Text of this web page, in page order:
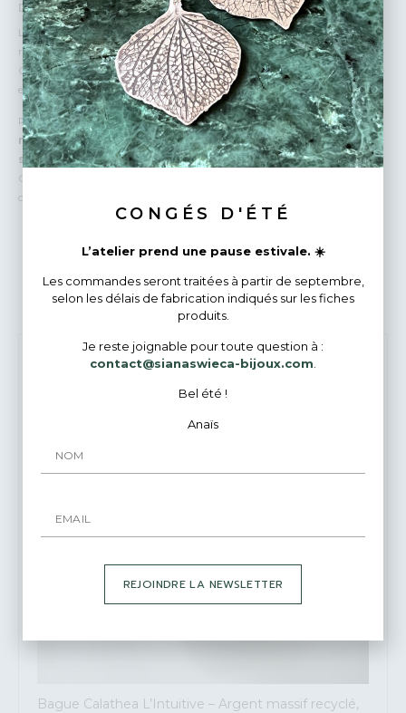
DÉTAILS :
L’harmonie d’une géométrie végétalecapturant les derniers
rayons du jour.
Cette baguerayonne à votre doigtcomme une promesse de clarté
et de sérénité, même lors des journées les plus denses.
Porter cette pièce, c’estemporter avec soi un fragment de
nature et de lumière, un bijou qui rappelle de garder un esprit
serein et lumineux.
Chaque détail est
cette bague
Bijoux Similaires
Bague Calathea L’Intuitive – Argent massif recyclé,
CONGÉS D'ÉTÉ
L’atelier prend une pause estivale. ☀️
Les commandes seront traitées à partir de septembre,
selon les délais de fabrication indiqués sur les fiches
produits.
Je reste joignable pour toute question à :
contact@sianaswieca-bijoux.com
Bel été !
Anaïs
REJOINDRE LA NEWSLETTER